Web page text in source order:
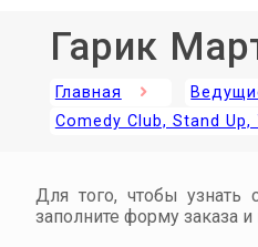
Гарик
Главная
Comedy Club, Stand
Для того, чтобы узнать
заполните форму заказа